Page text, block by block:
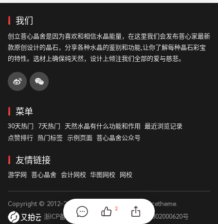
2
我们
创立菩心晶舍是因为喜欢和相信水晶能量，在这里我们会发布菩心家最新
款原创设计的晶石，分享各种水晶的鉴别和功能,让你了解每种晶石彩宝
的特性。选材上确保纯天然，设计上倾注我们全部的爱与慈悲。
菜单
30天热门 7天热门 天然水晶有什么功能和作用
最近浏览记录
点赞排行 热门标签 示例页面 菩心晶舍公众号
友情链接
游学网 菩心晶舍 会计网校 华图网校 网校
Copyright © 2012-2026 nicetheme
浙ICP备14003531号
浙公网安备 33011802000620号